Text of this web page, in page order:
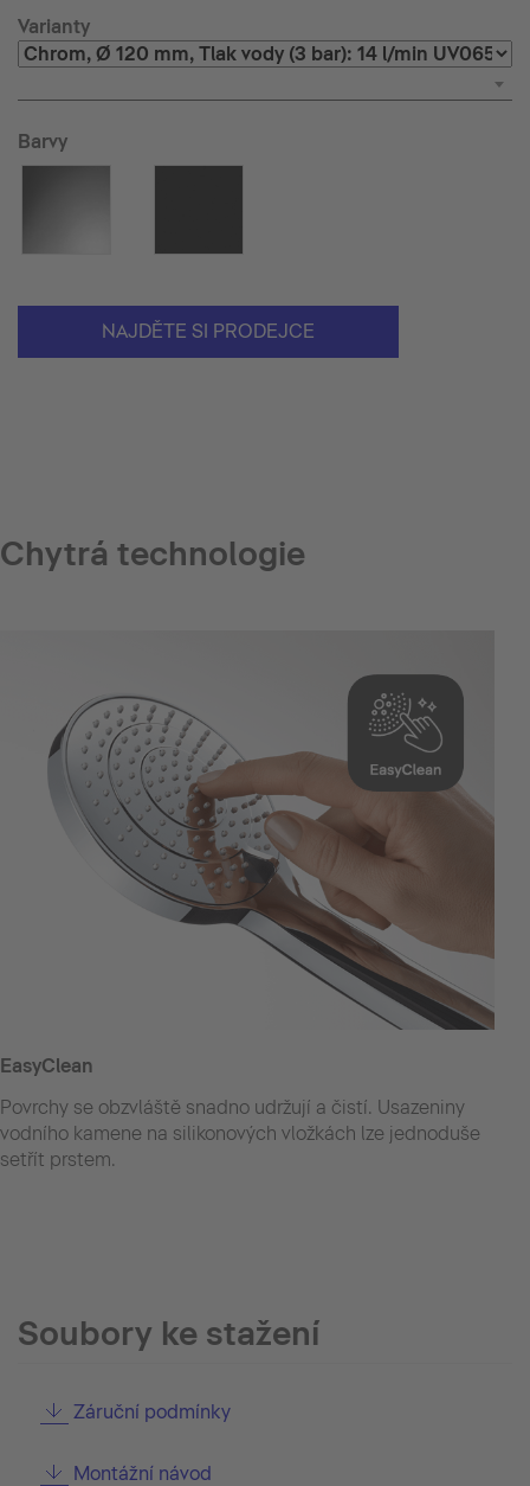
Varianty
Barvy
NAJDĚTE SI PRODEJCE
Chytrá technologie
EasyClean
Povrchy se obzvláště snadno udržují a čistí. Usazeniny
vodního kamene na silikonových vložkách lze jednoduše
setřít prstem.
Soubory ke stažení
Záruční podmínky
Montážní návod